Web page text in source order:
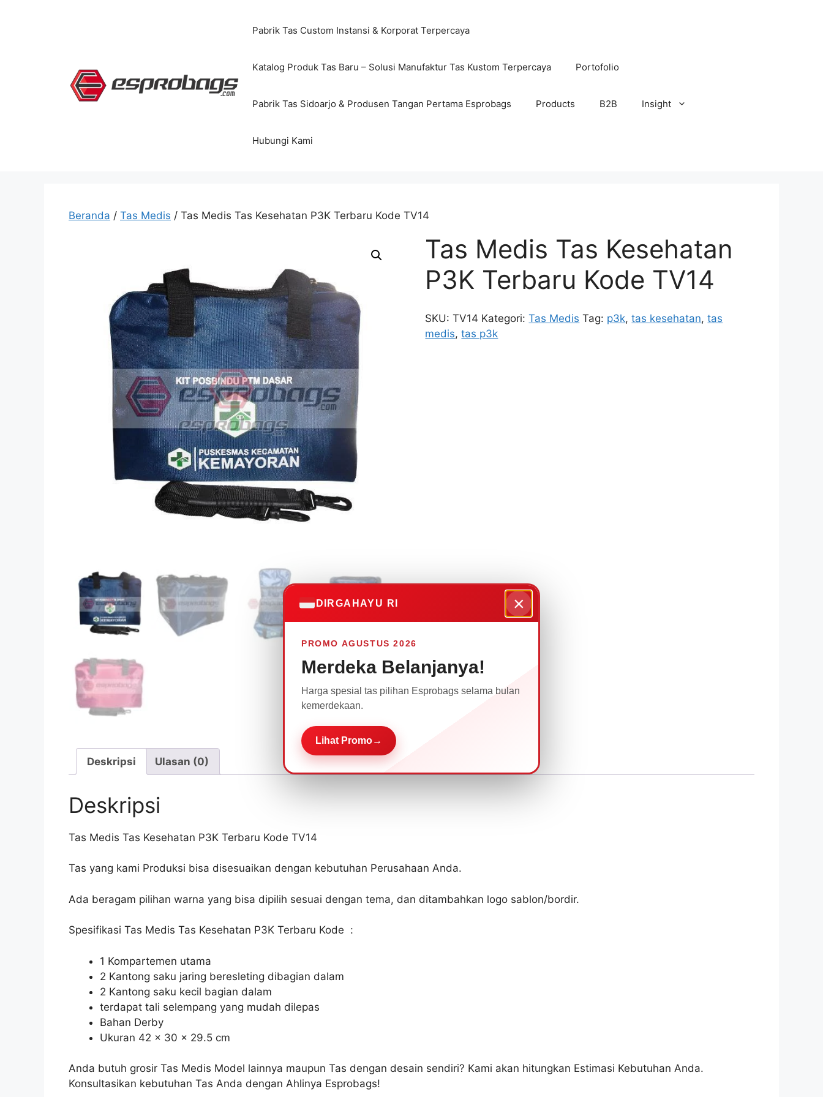
Pabrik Tas Custom Instansi & Korporat Terpercaya
Katalog Produk Tas Baru – Solusi Manufaktur Tas Kustom Terpercaya Portofolio
Pabrik Tas Sidoarjo & Produsen Tangan Pertama Esprobags Products B2B Insight
Hubungi Kami
Beranda / Tas Medis / Tas Medis Tas Kesehatan P3K Terbaru Kode TV14
Tas Medis Tas Kesehatan
P3K Terbaru Kode TV14
SKU:TV14 Kategori:Tas Medis Tag: p3k,tas kesehatan,tas
medis,tas p3k
Deskripsi Ulasan (0)
Deskripsi
Tas Medis Tas Kesehatan P3K Terbaru Kode TV14
Tas yang kami Produksi bisa disesuaikan dengan kebutuhan Perusahaan Anda.
Ada beragam pilihan warna yang bisa dipilih sesuai dengan tema, dan ditambahkan logo sablon/bordir.
Spesifikasi Tas Medis Tas Kesehatan P3K Terbaru Kode :
1 Kompartemen utama
2 Kantong saku jaring beresleting dibagian dalam
2 Kantong saku kecil bagian dalam
terdapat tali selempang yang mudah dilepas
Bahan Derby
Ukuran 42 x 30 x 29.5 cm
Anda butuh grosir Tas Medis Model lainnya maupun Tas dengan desain sendiri? Kami akan hitungkan Estimasi Kebutuhan Anda.
Konsultasikan kebutuhan Tas Anda dengan Ahlinya Esprobags!
DIRGAHAYU RI ×
PROMO AGUSTUS 2026
Merdeka Belanjanya!
Harga spesial tas pilihan Esprobags selama bulan
kemerdekaan.
Lihat Promo→